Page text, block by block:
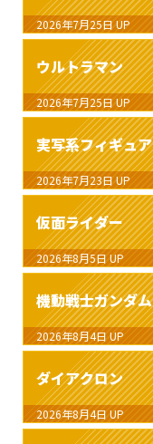
2026年7月25日 UP
ウルトラマン
2026年7月25日 UP
実写系フィギュア
2026年7月23日 UP
仮面ライダー
2026年8月5日 UP
機動戦士ガンダム
2026年8月4日 UP
ダイアクロン
2026年8月4日 UP